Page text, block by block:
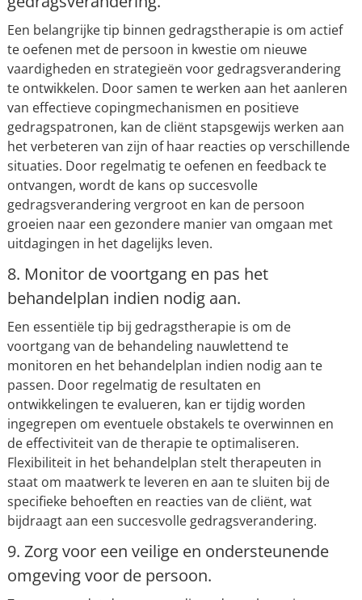
Een belangrijke tip binnen gedragstherapie is om actief
te oefenen met de persoon in kwestie om nieuwe
vaardigheden en strategieën voor gedragsverandering
te ontwikkelen. Door samen te werken aan het aanleren
van effectieve copingmechanismen en positieve
gedragspatronen, kan de cliënt stapsgewijs werken aan
het verbeteren van zijn of haar reacties op verschillende
situaties. Door regelmatig te oefenen en feedback te
ontvangen, wordt de kans op succesvolle
gedragsverandering vergroot en kan de persoon
groeien naar een gezondere manier van omgaan met
uitdagingen in het dagelijks leven.
8. Monitor de voortgang en pas het
behandelplan indien nodig aan.
Een essentiële tip bij gedragstherapie is om de
voortgang van de behandeling nauwlettend te
monitoren en het behandelplan indien nodig aan te
passen. Door regelmatig de resultaten en
ontwikkelingen te evalueren, kan er tijdig worden
ingegrepen om eventuele obstakels te overwinnen en
de effectiviteit van de therapie te optimaliseren.
Flexibiliteit in het behandelplan stelt therapeuten in
staat om maatwerk te leveren en aan te sluiten bij de
specifieke behoeften en reacties van de cliënt, wat
bijdraagt aan een succesvolle gedragsverandering.
9. Zorg voor een veilige en ondersteunende
omgeving voor de persoon.